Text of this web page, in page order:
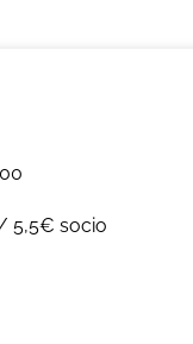
5,5€ socio